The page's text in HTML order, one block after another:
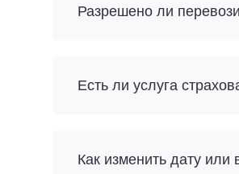
Разрешено ли
Есть ли услуга
Как изменить дату или